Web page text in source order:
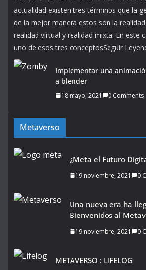
actualidad existen tres términos que la
de la mejor manera estos son la
realidad virtual y realidad mixta. En este
uno de esos tres conceptosSeguir
Implementar una
a blender
18 mayo, 2021 0 Comments
Metaverso
¿Meta el Futuro
19 noviembre, 2021 0
Una nueva era ha
Bienvenidos al
19 noviembre, 2021 0
METAVERSO : LIFELOG